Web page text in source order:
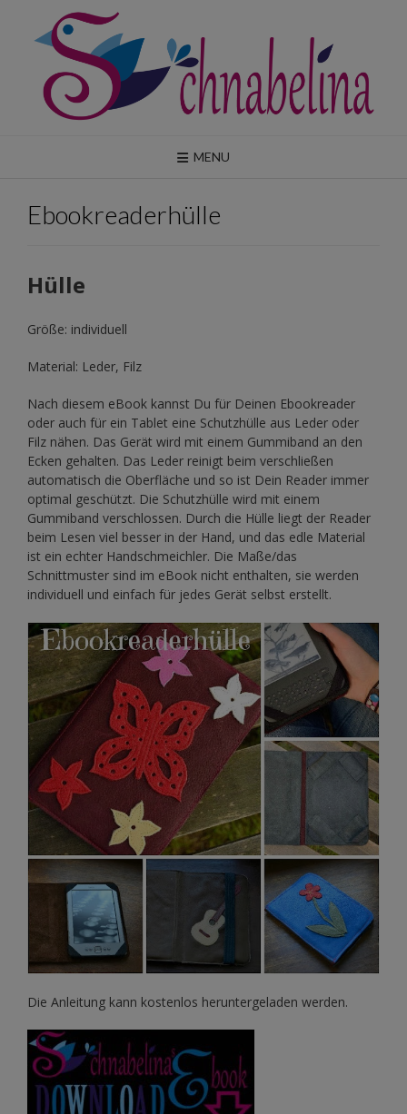
content
MENU
Ebookreaderhülle
Hülle
Größe: individuell
Material: Leder, Filz
Nach diesem eBook kannst Du für Deinen Ebookreader
oder auch für ein Tablet eine Schutzhülle aus Leder oder
Filz nähen. Das Gerät wird mit einem Gummiband an den
Ecken gehalten. Das Leder reinigt beim verschließen
automatisch die Oberfläche und so ist Dein Reader immer
optimal geschützt. Die Schutzhülle wird mit einem
Gummiband verschlossen. Durch die Hülle liegt der Reader
beim Lesen viel besser in der Hand, und das edle Material
ist ein echter Handschmeichler. Die Maße/das
Schnittmuster sind im eBook nicht enthalten, sie werden
individuell und einfach für jedes Gerät selbst erstellt.
Die Anleitung kann kostenlos heruntergeladen werden.